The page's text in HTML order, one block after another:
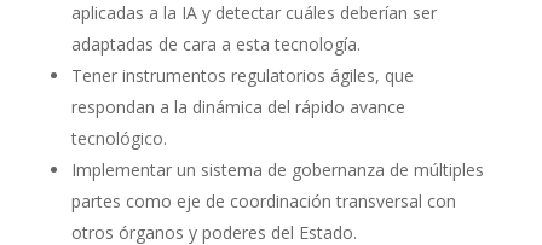
aplicadas a la IA y detectar cuáles deberían ser
adaptadas de cara a esta tecnología.
Tener instrumentos regulatorios ágiles, que
respondan a la dinámica del rápido avance
tecnológico.
Implementar un sistema de gobernanza de múltiples
partes como eje de coordinación transversal con
otros órganos y poderes del Estado.